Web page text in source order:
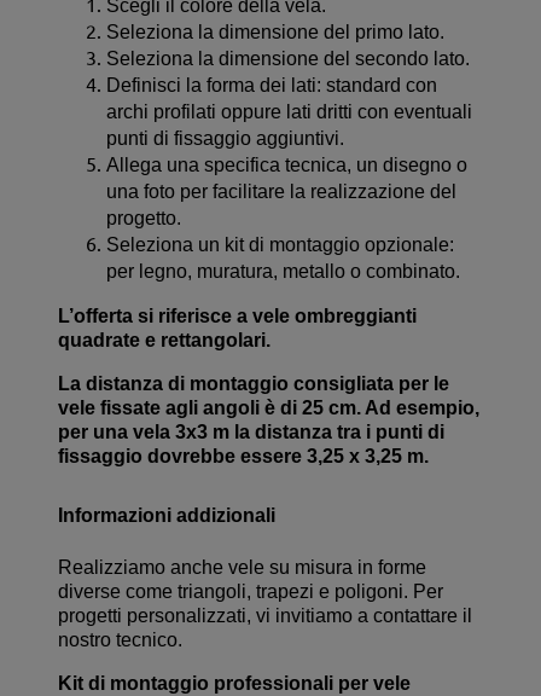
Scegli il colore della vela.
Seleziona la dimensione del primo lato.
Seleziona la dimensione del secondo lato.
Definisci la forma dei lati: standard con
archi profilati oppure lati dritti con eventuali
punti di fissaggio aggiuntivi.
Allega una specifica tecnica, un disegno o
una foto per facilitare la realizzazione del
progetto.
Seleziona un kit di montaggio opzionale:
per legno, muratura, metallo o combinato.
L’offerta si riferisce a vele ombreggianti
quadrate e rettangolari.
La distanza di montaggio consigliata per le
vele fissate agli angoli è di 25 cm. Ad esempio,
per una vela 3x3 m la distanza tra i punti di
fissaggio dovrebbe essere 3,25 x 3,25 m.
Informazioni addizionali
Realizziamo anche vele su misura in forme
diverse come triangoli, trapezi e poligoni. Per
progetti personalizzati, vi invitiamo a contattare il
nostro tecnico.
Kit di montaggio professionali per vele